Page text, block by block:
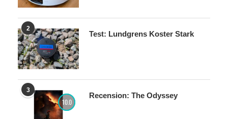
2
Test: Lundgrens Koster Stark
3
10.0
Recension: The Odyssey